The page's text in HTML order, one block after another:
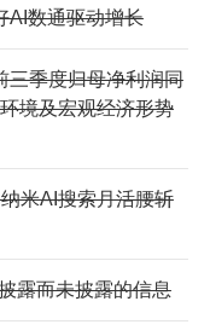
AI数通驱动增长
三季度归母净利润同
境及宏观经济形势
米AI搜索月活腰斩
露而未披露的信息